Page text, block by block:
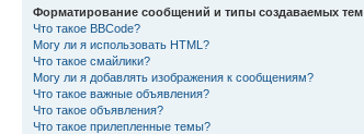
Форматирование сообщений и типы создаваемых тем
Что такое BBCode?
Могу ли я использовать HTML?
Что такое смайлики?
Могу ли я добавлять изображения к сообщениям?
Что такое важные объявления?
Что такое объявления?
Что такое прилепленные темы?